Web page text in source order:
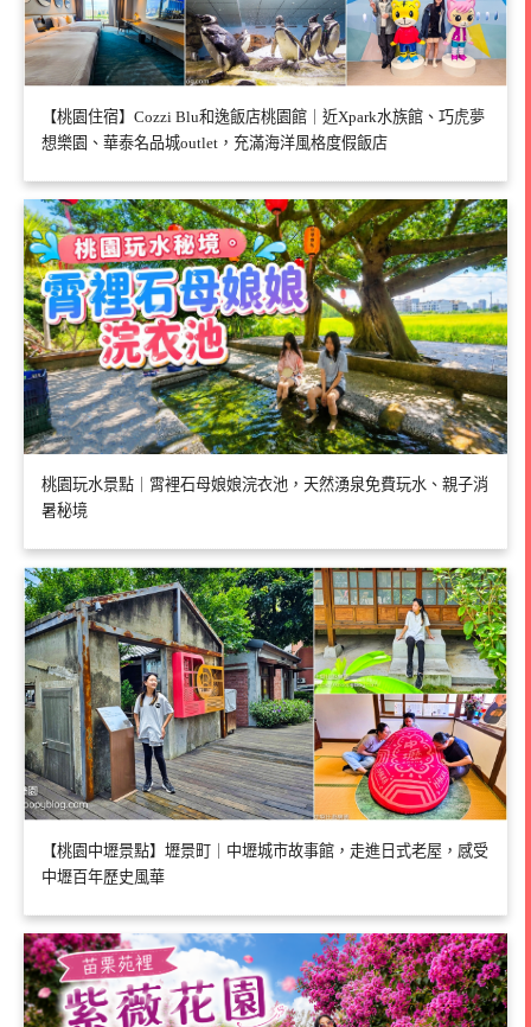
【桃園住宿】Cozzi Blu和逸飯店桃園館｜近Xpark水族館、巧虎夢
想樂園、華泰名品城outlet，充滿海洋風格度假飯店
桃園玩水景點｜霄裡石母娘娘浣衣池，天然湧泉免費玩水、親子消
暑秘境
【桃園中壢景點】壢景町｜中壢城市故事館，走進日式老屋，感受
中壢百年歷史風華